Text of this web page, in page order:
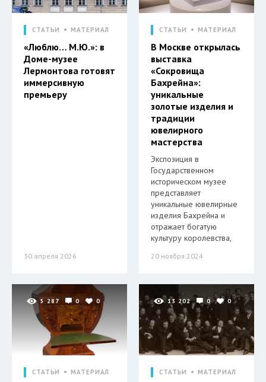
СТАТЬИ МАТЕРИАЛ
«Люблю… М.Ю.»: в
Доме-музее
Лермонтова готовят
иммерсивную
премьеру
30 апреля 2026
СТАТЬИ МАТЕРИАЛ
В Москве открылась
выставка
«Сокровища
Бахрейна»:
уникальные
золотые изделия и
традиции
ювелирного
мастерства
Экспозиция в
Государственном
историческом музее
представляет
уникальные ювелирные
изделия Бахрейна и
отражает богатую
культуру королевства,
20 ноября 2024
5 287 0 0
СТАТЬИ МАТЕРИАЛ
13 202 0 0
СТАТЬИ МАТЕРИАЛ